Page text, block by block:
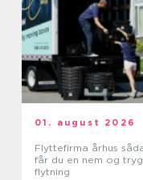
01. august 2026
Flyttefirma århus sådan
får du en nem og tryg
flytning